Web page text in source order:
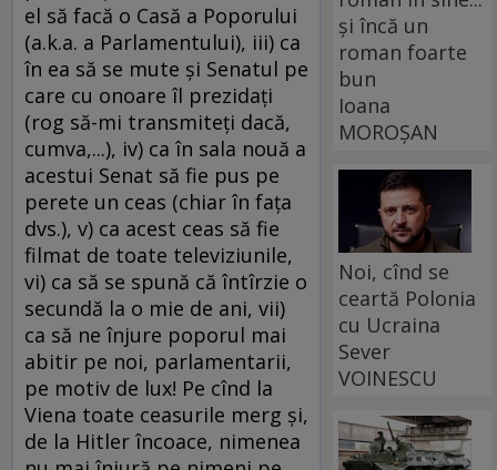
el să facă o Casă a Poporului
(a.k.a. a Parlamentului), iii) ca
în ea să se mute şi Senatul pe
care cu onoare îl prezidaţi
(rog să-mi transmiteţi dacă,
cumva,...), iv) ca în sala nouă a
acestui Senat să fie pus pe
perete un ceas (chiar în faţa
dvs.), v) ca acest ceas să fie
filmat de toate televiziunile,
vi) ca să se spună că întîrzie o
secundă la o mie de ani, vii)
ca să ne înjure poporul mai
abitir pe noi, parlamentarii,
pe motiv de lux! Pe cînd la
Viena toate ceasurile merg şi,
de la Hitler încoace, nimenea
și încă un
roman foarte
bun
Ioana
MOROȘAN
Noi, cînd se
ceartă Polonia
cu Ucraina
Sever
VOINESCU